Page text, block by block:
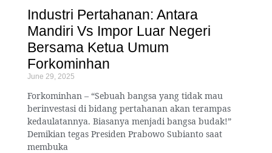
Industri Pertahanan: Antara
Mandiri Vs Impor Luar Negeri
Bersama Ketua Umum
Forkominhan
June 29, 2025
Forkominhan – “Sebuah bangsa yang tidak mau
berinvestasi di bidang pertahanan akan terampas
kedaulatannya. Biasanya menjadi bangsa budak!”
Demikian tegas Presiden Prabowo Subianto saat
membuka